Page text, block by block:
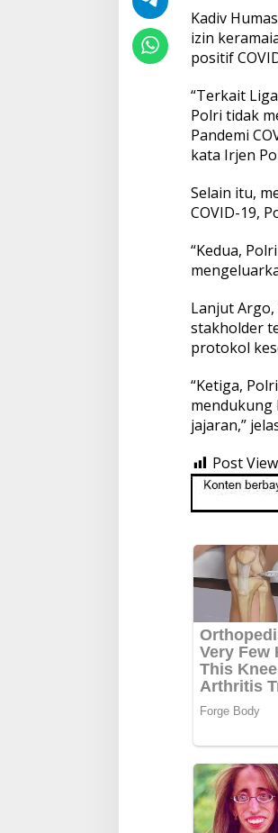
Kadiv
izin
positif
“Terkait
Polri tidak
Pandemi
kata Irjen
Selain itu,
COVID-19,
“Kedua,
Lanjut
stakholder
protokol
“Ketiga,
mendukung
jajaran,”
Post